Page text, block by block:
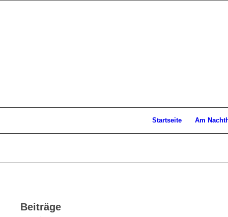
Startseite Am
Beiträge